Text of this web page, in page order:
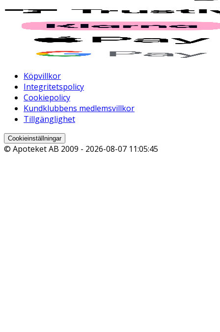
Köpvillkor
Integritetspolicy
Cookiepolicy
Kundklubbens medlemsvillkor
Tillgänglighet
Cookieinställningar
© Apoteket AB 2009 - 2026-08-07 11:05:45